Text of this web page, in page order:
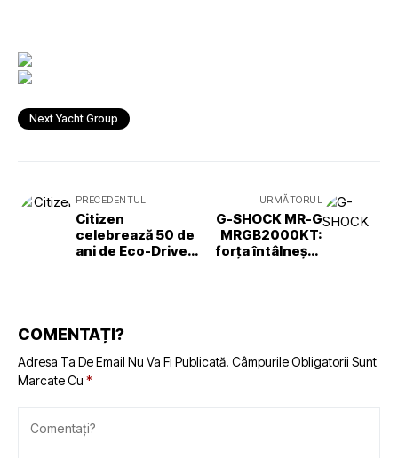
Next Yacht Group
PRECEDENTUL
Citizen
celebrează 50 de
ani de Eco-Drive.
URMĂTORUL
G-SHOCK MR-G
MRGB2000KT:
forța întâlnește
COMENTAȚI?
Adresa Ta De Email Nu Va Fi Publicată. Câmpurile Obligatorii Sunt
Marcate Cu *